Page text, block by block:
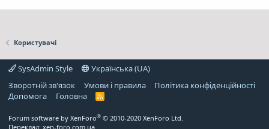
Користувачі
SysAdmin Style
Українська (UA)
Зворотній зв'язок
Умови і правила
Політика конфіденційності
Дoпoмoга
Головна
R
Forum software by XenForo® © 2010-2020 XenForo Ltd.
Переклад: xen-foro.com.ua